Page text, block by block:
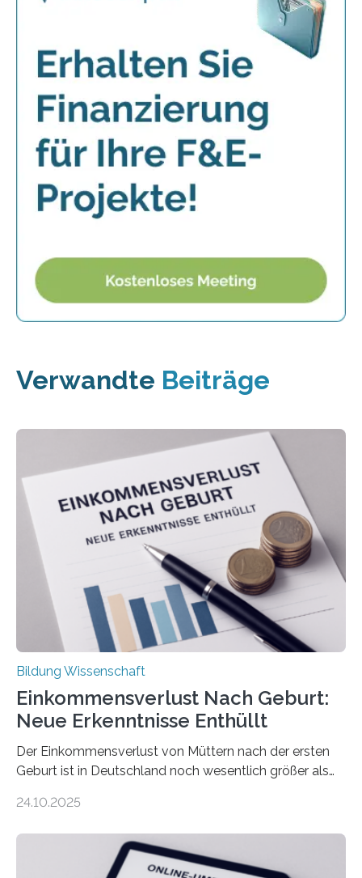
Verwandte Beiträge
Bildung Wissenschaft
Einkommensverlust Nach Geburt:
Neue Erkenntnisse Enthüllt
Der Einkommensverlust von Müttern nach der ersten
Geburt ist in Deutschland noch wesentlich größer als
nach der Geburt durchschnittlich fast 30.000 Euro
langfristigen Auswirkungen auf Karriere und die spätere
Rente. Bisherige Schätzungen lagen bei rund 20.000
24.10.2025